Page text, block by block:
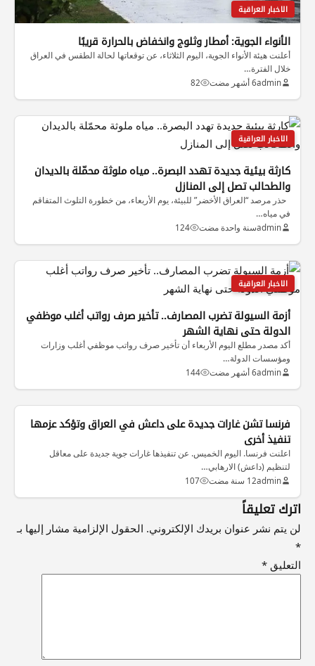
الاخبار العراقية
الأنواء الجوية: أمطار وثلوج وانخفاض بالحرارة قريبًا
أعلنت هيئة الأنواء الجوية، اليوم الثلاثاء، عن توقعاتها لحالة الطقس في العراق
خلال الفترة…
admin6 أشهر مضت 82
الاخبار العراقية
كارثة بيئية جديدة تهدد البصرة.. مياه ملوثة محمّلة بالديدان
والطحالب تصل إلى المنازل
حذر مرصد “العراق الأخضر” للبيئة، يوم الأربعاء، من خطورة التلوث المتفاقم
في مياه…
adminسنة واحدة مضت 124
الاخبار العراقية
أزمة السيولة تضرب المصارف.. تأخير صرف رواتب أغلب موظفي
الدولة حتى نهاية الشهر
أكد مصدر مطلع اليوم الأربعاء أن تأخير صرف رواتب موظفي أغلب وزارات
ومؤسسات الدولة…
admin6 أشهر مضت 144
الاخبار العراقية
فرنسا تشن غارات جديدة على داعش في العراق وتؤكد عزمها
تنفيذ أخرى
اعلنت فرنسا. اليوم الخميس. عن تنفيذها غارات جوية جديدة على معاقل
لتنظيم (داعش) الارهابي…
admin12 سنة مضت 107
اترك تعليقاً
لن يتم نشر عنوان بريدك الإلكتروني. الحقول الإلزامية مشار إليها بـ
*
التعليق *